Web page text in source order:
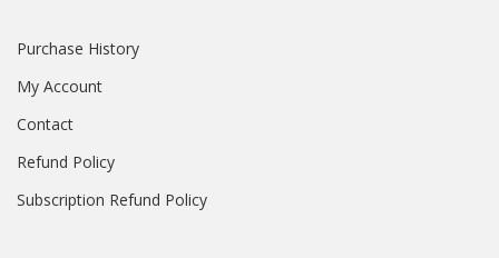
Purchase History
My Account
Contact
Refund Policy
Subscription Refund Policy